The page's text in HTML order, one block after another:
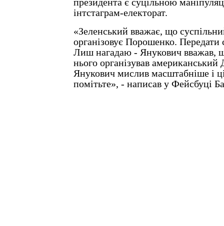
президента є суцільною
інтстаграм-електорат.
«Зеленський вважає, що
організовує Порошенко. Передати
Лиш нагадаю - Янукович вважав,
нього організував
Янукович мислив масштабніше і
помітьте», - написав у Фейсбуці